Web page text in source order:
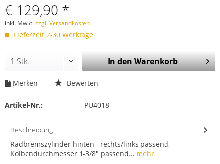
€ 129,90 *
inkl. MwSt.zzgl. Versandkosten
Lieferzeit 2-30 Werktage
In denWarenkorb
Merken Bewerten
Artikel-Nr.: PU4018
Beschreibung
Radbremszylinder hinten rechts/links passend,
Kolbendurchmesser 1-3/8" passend... mehr